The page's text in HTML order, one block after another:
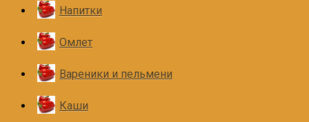
Напитки
Омлет
Вареники и пельмени
Каши